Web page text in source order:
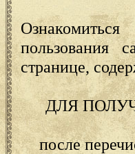
пользования
странице,
ДЛЯ
после